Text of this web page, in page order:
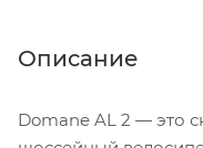
Описание
Domane AL 2 — это